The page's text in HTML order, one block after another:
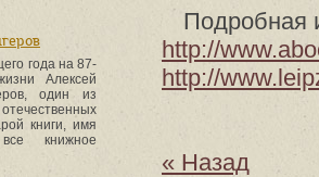
Подробная
http://
http://
« Назад
года на 87-
Алексей
один из
книги, имя
книжное